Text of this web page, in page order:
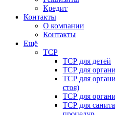
Кредит
Контакты
О компании
Контакты
Ещё
ТСР
ТСР для детей
ТСР для
ТСР для
стоя)
ТСР для
ТСР для